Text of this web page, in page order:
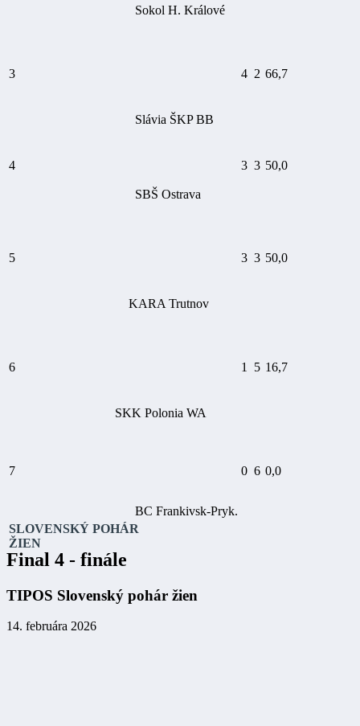
Sokol H. Králové
3
Slávia ŠKP BB
4 2 66,7
4
SBŠ Ostrava
3 3 50,0
5
KARA Trutnov
3 3 50,0
6
SKK Polonia WA
1 5 16,7
7
BC Frankivsk-Pryk.
0 6 0,0
SLOVENSKÝ POHÁR
ŽIEN
Final 4 - finále
TIPOS Slovenský pohár žien
14. februára 2026